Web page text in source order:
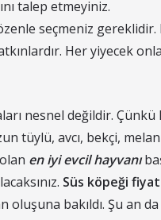
talep etmeyiniz.
seçmeniz
Her yiyecek
nesnel değildir.
tüylü, avcı, bekçi,
en iyi evcil hayvanı
Süs köpeği
bakıldı. Şu an